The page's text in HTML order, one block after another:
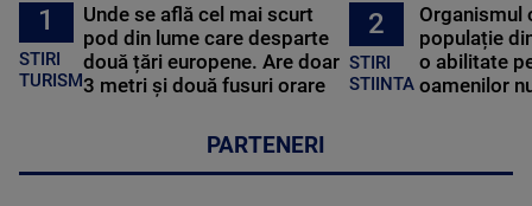
1
STIRI
TURISM
Unde se află cel mai scurt
pod din lume care desparte
două țări europene. Are doar
3 metri și două fusuri orare
2
STIRI
STIINTA
Organismul
populație
o abilitate
oamenilor
PARTENERI